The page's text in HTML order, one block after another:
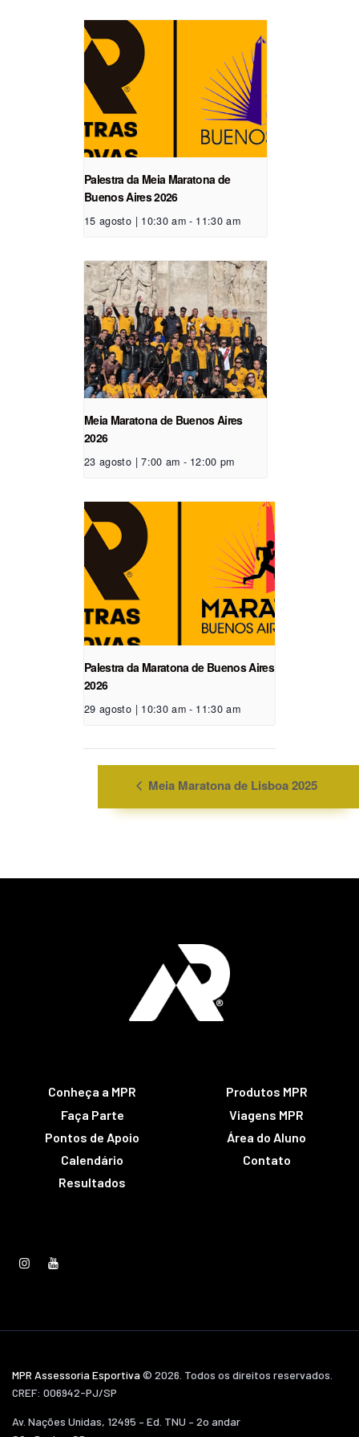
Palestra da Meia Maratona de
Buenos Aires 2026
15 agosto | 10:30 am - 11:30 am
Meia Maratona de Buenos Aires
2026
23 agosto | 7:00 am - 12:00 pm
Palestra da Maratona de Buenos Aires
2026
29 agosto | 10:30 am - 11:30 am
Meia Maratona de Lisboa 2025
Conheça a MPR
Faça Parte
Pontos de Apoio
Calendário
Resultados
Produtos MPR
Viagens MPR
Área do Aluno
Contato
MPR Assessoria Esportiva © 2026. Todos os direitos reservados.
CREF: 006942-PJ/SP
Av. Nações Unidas, 12495 – Ed. TNU – 2o andar